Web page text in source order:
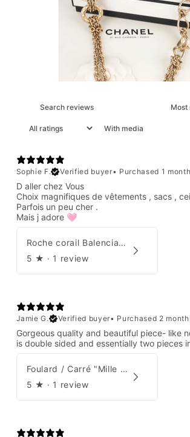
With media
Sophie F.
Verified buyer• Purchased 1
D aller chez Vous
Choix magnifiques de vêtements , sacs ,
Parfois un peu cher .
Mais j adore 🩷
Roche corail Balenciaga 2006
5 ★ · 1 review
Jamie G.
Verified buyer• Purchased 2
Gorgeous quality and beautiful piece- like
is double sided and essentially two pieces
Foulard / Carré "Mille Feuilles de Soie" Hermès par Natsuno Hidaka
5 ★ · 1 review